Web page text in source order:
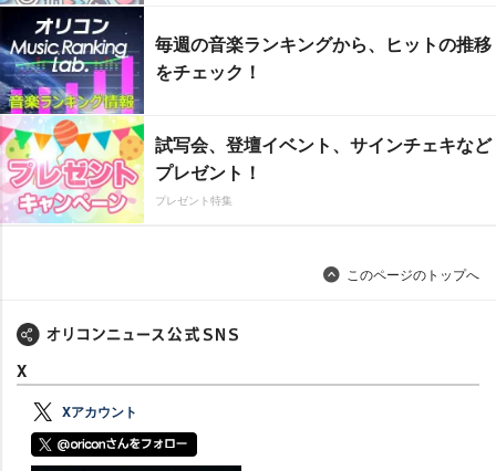
毎週の音楽ランキングから、ヒットの推移
をチェック！
試写会、登壇イベント、サインチェキなど
プレゼント！
プレゼント特集
このページのトップへ
X
Xアカウント